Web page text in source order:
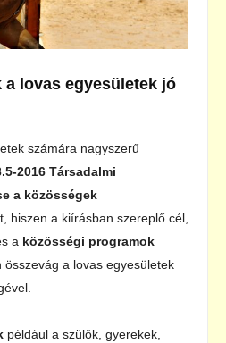
lovas egyesületek jó
számára nagyszerű
2016 Társadalmi
a közösségek
hiszen a kiírásban szereplő cél,
a közösségi programok
összevág a lovas egyesületek
például a szülők, gyerekek,